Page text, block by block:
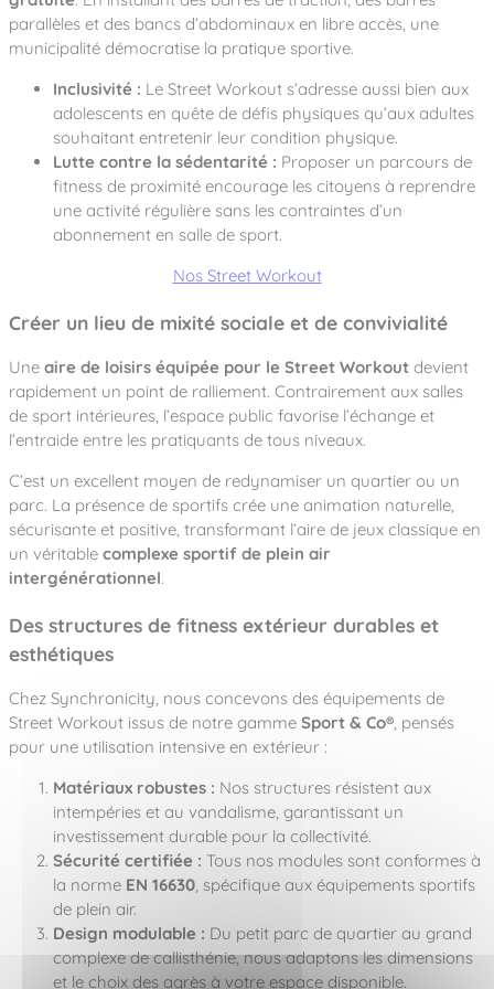
parallèles et des bancs d’abdominaux en libre accès, une
municipalité démocratise la pratique sportive.
Inclusivité : Le Street Workout s’adresse aussi bien aux
adolescents en quête de défis physiques qu’aux adultes
souhaitant entretenir leur condition physique.
Lutte contre la sédentarité : Proposer un parcours de
fitness de proximité encourage les citoyens à reprendre
une activité régulière sans les contraintes d’un
abonnement en salle de sport.
Nos Street Workout
Créer un lieu de mixité sociale et de convivialité
Une aire de loisirs équipée pour le Street Workout devient
rapidement un point de ralliement. Contrairement aux salles
de sport intérieures, l’espace public favorise l’échange et
l’entraide entre les pratiquants de tous niveaux.
C’est un excellent moyen de redynamiser un quartier ou un
parc. La présence de sportifs crée une animation naturelle,
sécurisante et positive, transformant l’aire de jeux classique en
un véritable complexe sportif de plein air
intergénérationnel.
Des structures de fitness extérieur durables et
esthétiques
Chez Synchronicity, nous concevons des équipements de
Street Workout issus de notre gamme Sport & Co®, pensés
pour une utilisation intensive en extérieur :
Matériaux robustes : Nos structures résistent aux
intempéries et au vandalisme, garantissant un
investissement durable pour la collectivité.
Sécurité certifiée : Tous nos modules sont conformes à
la norme EN 16630, spécifique aux équipements sportifs
de plein air.
Design modulable : Du petit parc de quartier au grand
complexe de callisthénie, nous adaptons les dimensions
et le choix des agrès à votre espace disponible.